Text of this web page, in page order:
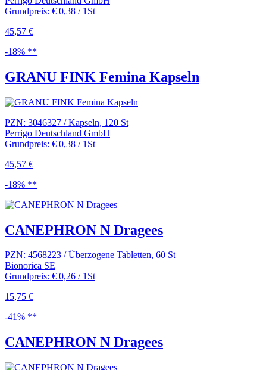
Grundpreis: € 0,38 / 1St
45,57 €
-18% **
GRANU FINK Femina Kapseln
PZN: 3046327 / Kapseln, 120 St
Perrigo Deutschland GmbH
Grundpreis: € 0,38 / 1St
45,57 €
-18% **
CANEPHRON N Dragees
PZN: 4568223 / Überzogene Tabletten, 60 St
Bionorica SE
Grundpreis: € 0,26 / 1St
15,75 €
-41% **
CANEPHRON N Dragees